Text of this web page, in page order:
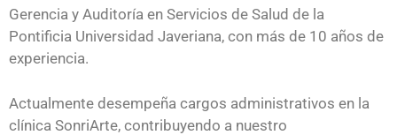
Gerencia y Auditoría en Servicios de Salud de la
Pontificia Universidad Javeriana, con más de 10 años de
experiencia.
Actualmente desempeña cargos administrativos en la
clínica SonriArte, contribuyendo a nuestro